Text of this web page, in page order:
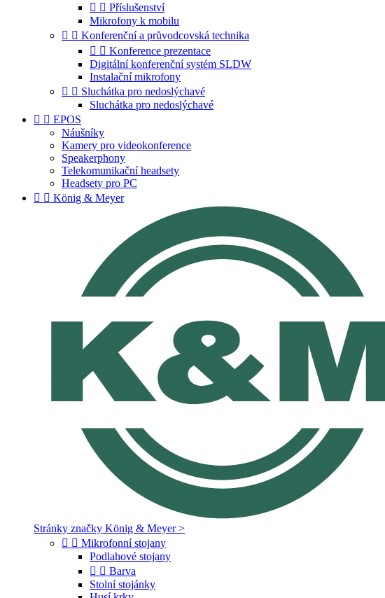
  Příslušenství
Mikrofony k mobilu
  Konferenční a průvodcovská technika
  Konference prezentace
Digitální konferenční systém SLDW
Instalační mikrofony
  Sluchátka pro nedoslýchavé
Sluchátka pro nedoslýchavé
  EPOS
Náušníky
Kamery pro videokonference
Speakerphony
Telekomunikační headsety
Headsety pro PC
  König & Meyer
Stránky značky König & Meyer >
  Mikrofonní stojany
Podlahové stojany
  Barva
Stolní stojánky